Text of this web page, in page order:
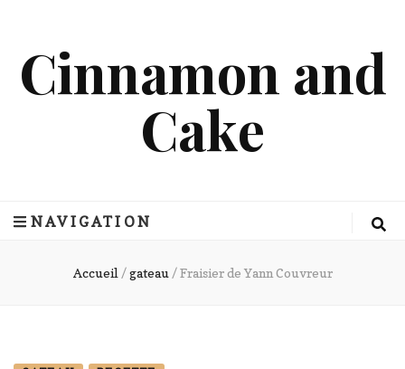
Cinnamon and
Cake
NAVIGATION
Accueil / gateau / Fraisier de Yann Couvreur